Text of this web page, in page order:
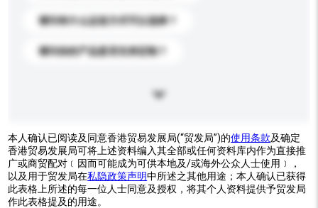
请问有什么运送方式可以选择？
请问你的产品是否支持定制？
本人确认已阅读及同意香港贸易发展局(“贸发局”)的使用条款及确定
香港贸易发展局可将上述资料编入其全部或任何资料库内作为直接推
广或商贸配对﹝因而可能成为可供本地及/或海外公众人士使用﹞，
以及用于贸发局在私隐政策声明中所述之其他用途；本人确认已获得
此表格上所述的每一位人士同意及授权，将其个人资料提供予贸发局
作此表格提及的用途。